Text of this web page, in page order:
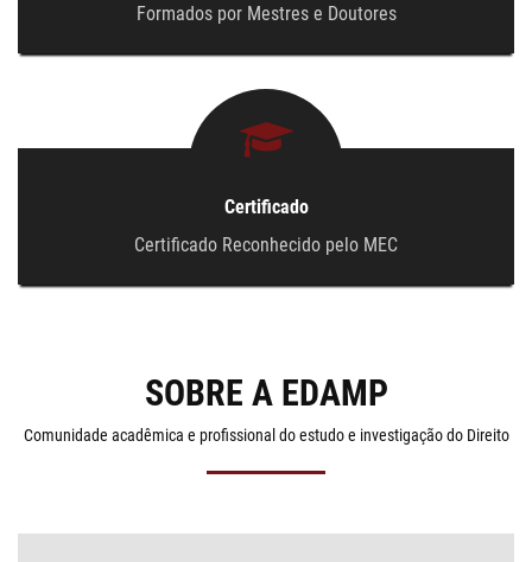
Formados por Mestres e Doutores
Certificado
Certificado Reconhecido pelo MEC
SOBRE A EDAMP
Comunidade acadêmica e profissional do estudo e investigação do Direito